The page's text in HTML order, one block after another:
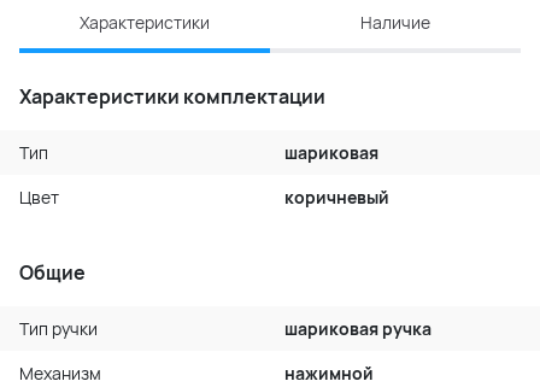
Характеристики Наличие
Характеристики комплектации
Тип
шариковая
Цвет
коричневый
Общие
Тип ручки
шариковая ручка
Механизм
нажимной